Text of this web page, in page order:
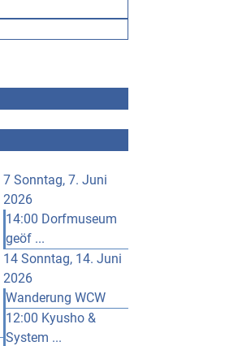
7 Sonntag, 7. Juni
2026
14:00 Dorfmuseum
geöf ...
14 Sonntag, 14. Juni
2026
Wanderung WCW
12:00 Kyusho &
System ...